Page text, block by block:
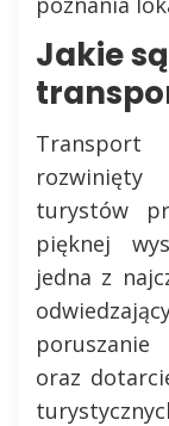
Jakie
turystów
pięknej
jedna z
oraz